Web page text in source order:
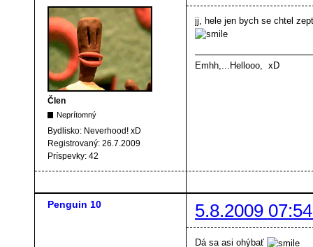
Člen
Neprítomný
Bydlisko: Neverhood! xD
Registrovaný: 26.7.2009
Príspevky: 42
jj, hele jen bych se chtel
Emhh,...Hellooo, xD
Penguin 10 5.8.2009
Dá sa asi ohýbať